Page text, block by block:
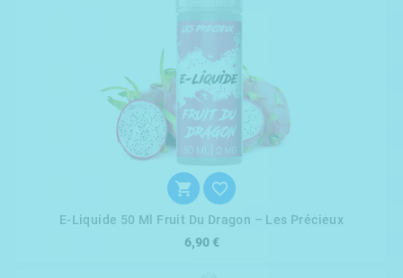
 
E-Liquide 50 Ml Fruit Du Dragon – Les Précieux
6,90 €